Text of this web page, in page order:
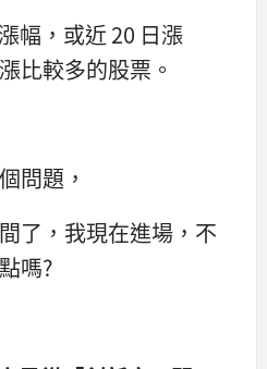
幅，或近 20 日漲
比較多的股票。
問題，
了，我現在進場，不
嗎?